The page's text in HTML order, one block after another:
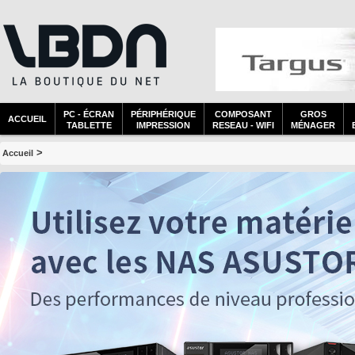
ACCUEIL
PC - ÉCRAN
TABLETTE
PÉRIPHÉRIQUE
IMPRESSION
COMPOSANT
RESEAU - WIFI
GROS
MÉNAGER
Accueil >